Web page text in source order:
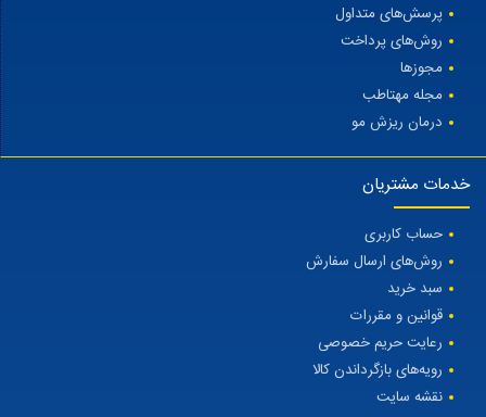
پرسش‌های متداول
روش‌های پرداخت
مجوزها
مجله مهتاطب
درمان ریزش مو
خدمات مشتریان
حساب کاربری
روش‌های ارسال سفارش
سبد خرید
قوانین و مقررات
رعایت حریم خصوصی
رویه‌های بازگرداندن کالا
نقشه سایت